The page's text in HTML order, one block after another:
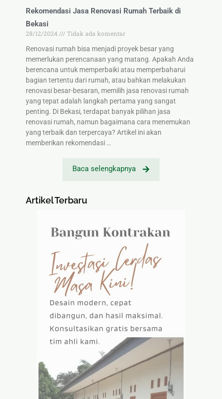
Rekomendasi Jasa Renovasi Rumah Terbaik di
Bekasi
28/12/2024
Tidak ada komentar
Renovasi rumah bisa menjadi proyek besar yang
memerlukan perencanaan yang matang. Apakah Anda
berencana untuk memperbaiki atau memperbaharui
bagian tertentu dari rumah, atau bahkan melakukan
renovasi besar-besaran, memilih jasa renovasi rumah
yang tepat adalah langkah pertama yang sangat
penting. Di Bekasi, terdapat banyak pilihan jasa
renovasi rumah, namun bagaimana cara menemukan
yang terbaik dan terpercaya? Artikel ini akan
memberikan rekomendasi …
Baca selengkapnya
Artikel Terbaru